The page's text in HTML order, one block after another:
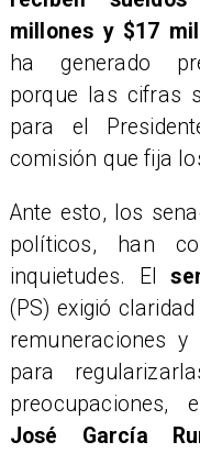
millones y $17
ha generado
porque las cifras
para el
comisión que fija
Ante esto, los
políticos, han
inquietudes. El
(PS) exigió
remuneraciones
para
preocupaciones,
José García